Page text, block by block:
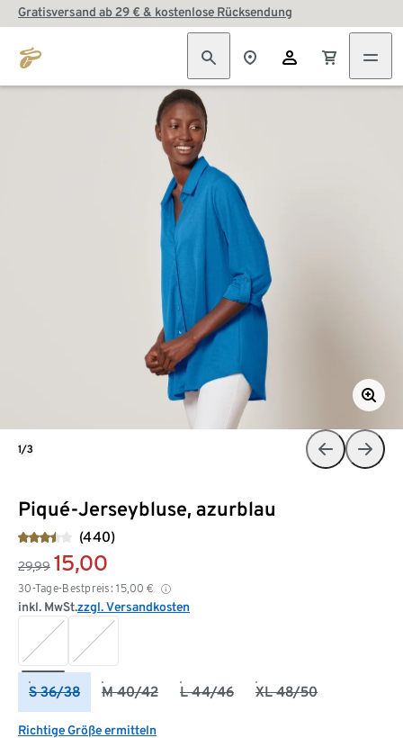
Gratisversand ab 29 € & kostenlose Rücksendung
Piqué-Jerseybluse, azurblau
(440)
29,99 15,00
30-Tage-Bestpreis: 15,00 €
inkl. MwSt.zzgl. Versandkosten
S 36/38 M 40/42 L 44/46 XL 48/50
Richtige Größe ermitteln
1/3